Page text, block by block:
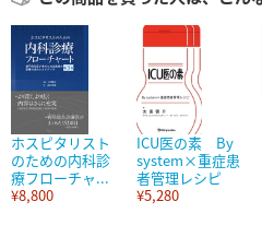
ホスピタリスト
のための内科診
療フローチャ...
¥8,800
ICU医の素 By
system×重症患
者管理レシピ
¥5,280